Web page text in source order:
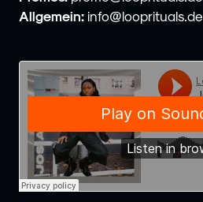
Allgemein: info@looprituals.de